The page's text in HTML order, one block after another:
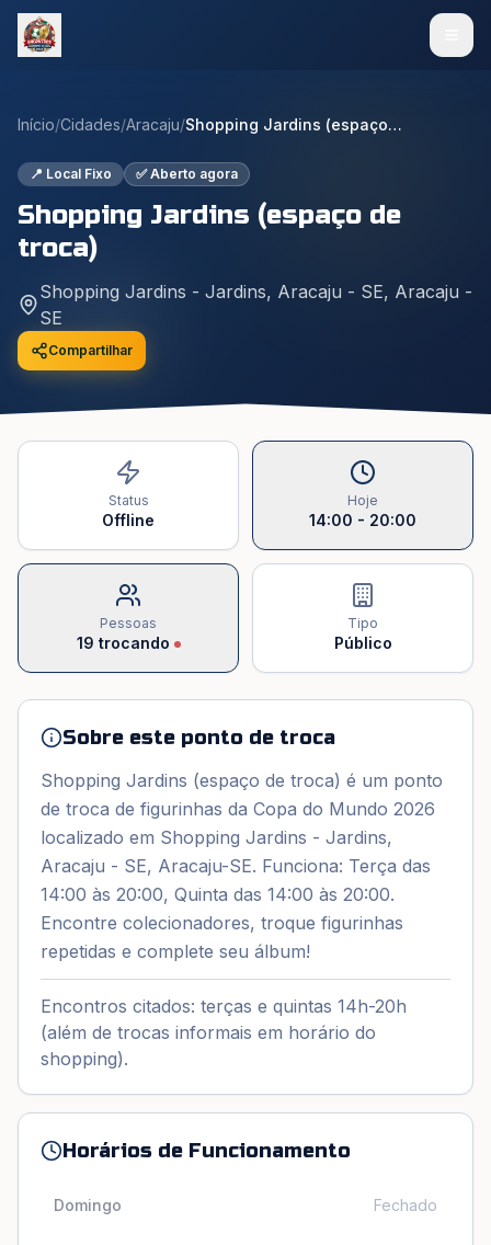
Início/Cidades/Aracaju/ Shopping Jardins (espaço de troca)
📍 Local Fixo ✅ Aberto agora
Shopping Jardins (espaço de
troca)
Shopping Jardins - Jardins, Aracaju - SE, Aracaju -
SE
Compartilhar
Status
Offline
Hoje
14:00 - 20:00
Pessoas
19 trocando
Tipo
Público
Sobre este ponto de troca
Shopping Jardins (espaço de troca) é um ponto
de troca de figurinhas da Copa do Mundo 2026
localizado em Shopping Jardins - Jardins,
Aracaju - SE, Aracaju-SE. Funciona: Terça das
14:00 às 20:00, Quinta das 14:00 às 20:00.
Encontre colecionadores, troque figurinhas
repetidas e complete seu álbum!
Encontros citados: terças e quintas 14h-20h
(além de trocas informais em horário do
shopping).
Horários de Funcionamento
Domingo Fechado